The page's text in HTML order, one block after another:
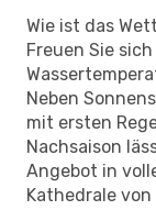
Wie ist das
Freuen Sie
Neben
mit ersten
Nachsaison
Angebot in
Kathedrale von